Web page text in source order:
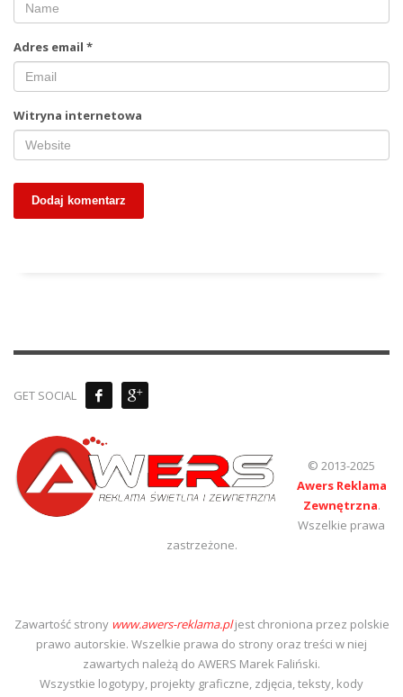
Adres email *
Witryna internetowa
GET SOCIAL
© 2013-2025
Awers Reklama
Zewnętrzna.
Wszelkie prawa
zastrzeżone.
Zawartość strony www.awers-reklama.pljest chroniona przez polskie
prawo autorskie. Wszelkie prawa do strony oraz treści w niej
zawartych należą do AWERS Marek Faliński.
Wszystkie logotypy, projekty graficzne, zdjęcia, teksty, kody